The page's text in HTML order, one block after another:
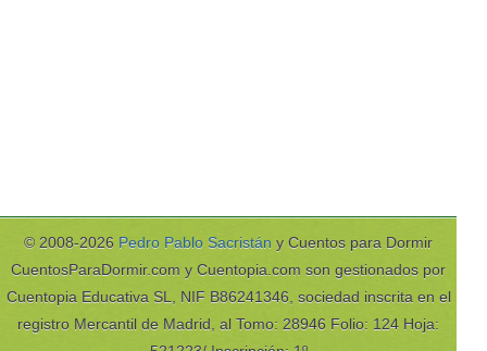
© 2008-2026 Pedro Pablo Sacristán y Cuentos para Dormir
CuentosParaDormir.com y Cuentopia.com son gestionados por
Cuentopia Educativa SL, NIF B86241346, sociedad inscrita en el
registro Mercantil de Madrid, al Tomo: 28946 Folio: 124 Hoja: